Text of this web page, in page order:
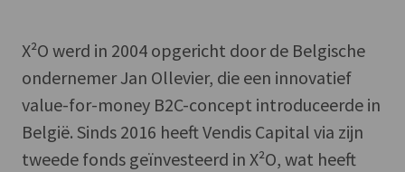
X²O werd in 2004 opgericht door de Belgische
ondernemer Jan Ollevier, die een innovatief
value-for-money B2C-concept introduceerde in
België. Sinds 2016 heeft Vendis Capital via zijn
tweede fonds geïnvesteerd in X²O, wat heeft